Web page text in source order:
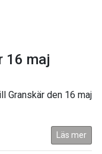
16 maj
Granskär den 16 maj
Läs mer